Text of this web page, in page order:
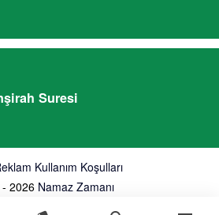
Suresi
Kullanım Koşulları
2026 Namaz Zamanı